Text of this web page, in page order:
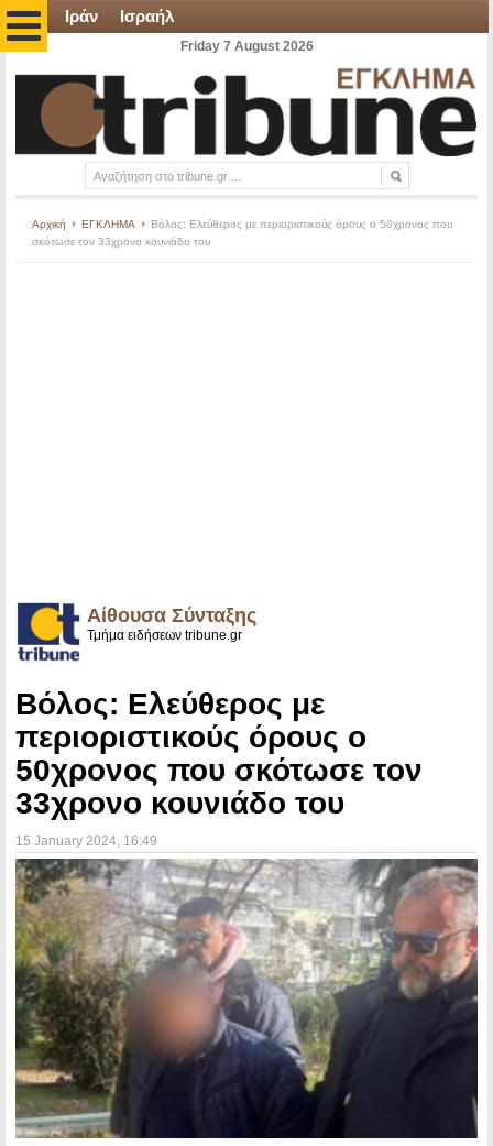
Ιράν Ισραήλ
Friday 7 August 2026
Αρχική ΕΓΚΛΗΜΑ
Βόλος: Ελεύθερος με περιοριστικούς όρους ο 50χρονος που
σκότωσε τον 33χρονο κουνιάδο του
Αίθουσα Σύνταξης
Τμήμα ειδήσεων tribune.gr
Βόλος: Ελεύθερος με
περιοριστικούς όρους ο
50χρονος που σκότωσε τον
33χρονο κουνιάδο του
15 January 2024 , 16:49